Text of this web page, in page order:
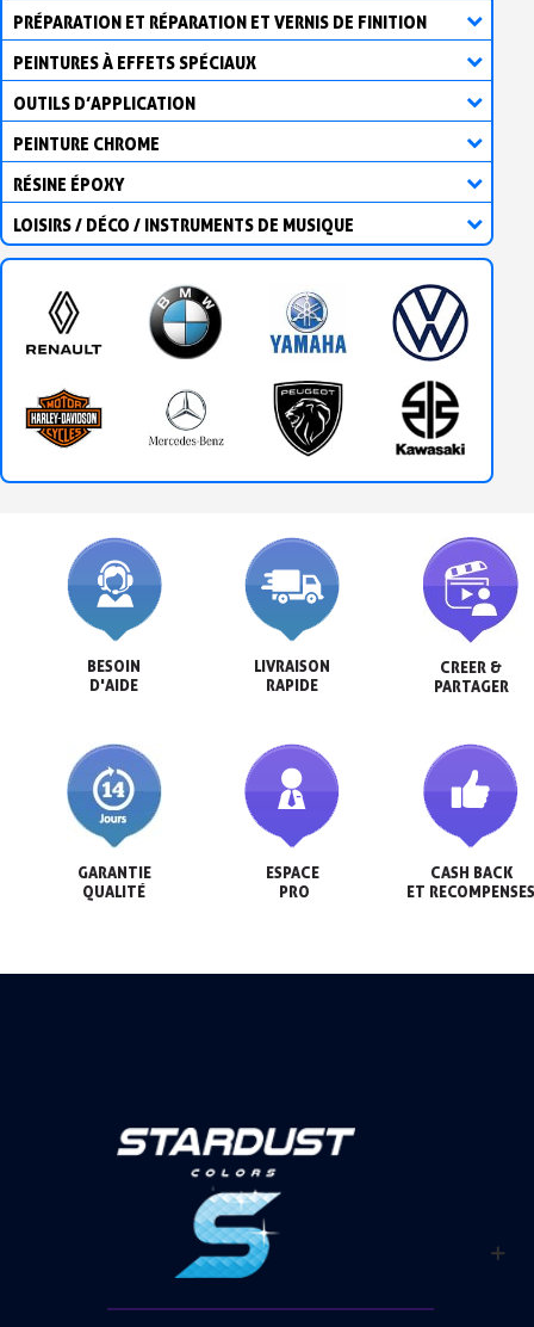
PRÉPARATION ET RÉPARATION ET VERNIS DE FINITION
PEINTURES À EFFETS SPÉCIAUX
OUTILS D’APPLICATION
PEINTURE CHROME
RÉSINE ÉPOXY
LOISIRS / DÉCO / INSTRUMENTS DE MUSIQUE
BESOIN
D'AIDE
LIVRAISON
RAPIDE
CREER &
PARTAGER
GARANTIE
QUALITÉ
ESPACE
PRO
CASH BACK
ET